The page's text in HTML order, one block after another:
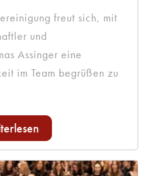
freut sich, mit
und
Assinger eine
im Team begrüßen zu